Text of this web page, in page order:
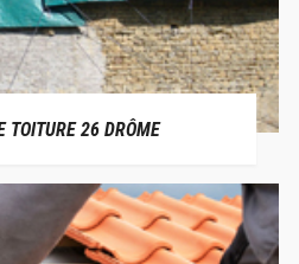
TOITURE 26 DRÔME